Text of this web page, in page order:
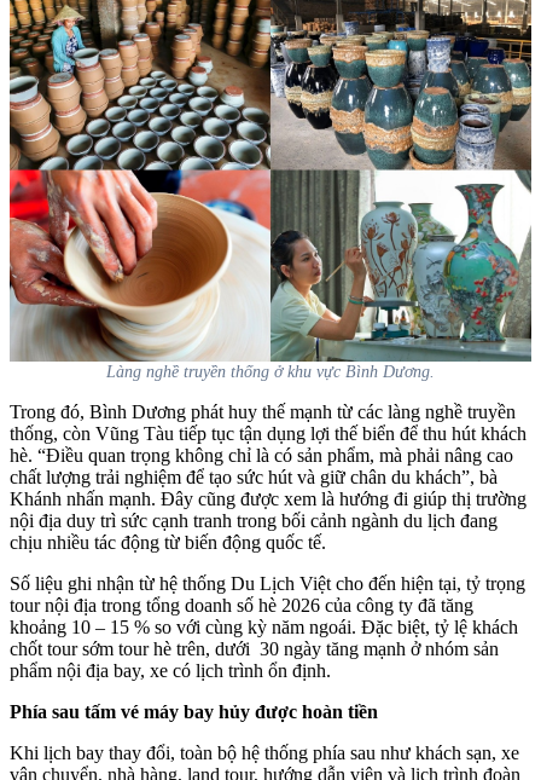
Làng nghề truyền thống ở khu vực Bình Dương.
Trong đó, Bình Dương phát huy thế mạnh từ các làng nghề truyền
thống, còn Vũng Tàu tiếp tục tận dụng lợi thế biển để thu hút khách
hè. “Điều quan trọng không chỉ là có sản phẩm, mà phải nâng cao
chất lượng trải nghiệm để tạo sức hút và giữ chân du khách”, bà
Khánh nhấn mạnh. Đây cũng được xem là hướng đi giúp thị trường
nội địa duy trì sức cạnh tranh trong bối cảnh ngành du lịch đang
chịu nhiều tác động từ biến động quốc tế.
Số liệu ghi nhận từ hệ thống Du Lịch Việt cho đến hiện tại, tỷ trọng
tour nội địa trong tổng doanh số hè 2026 của công ty đã tăng
khoảng 10 – 15 % so với cùng kỳ năm ngoái. Đặc biệt, tỷ lệ khách
chốt tour sớm tour hè trên, dưới 30 ngày tăng mạnh ở nhóm sản
phẩm nội địa bay, xe có lịch trình ổn định.
Phía sau tấm vé máy bay hủy được hoàn tiền
Khi lịch bay thay đổi, toàn bộ hệ thống phía sau như khách sạn, xe
vận chuyển, nhà hàng, land tour, hướng dẫn viên và lịch trình đoàn